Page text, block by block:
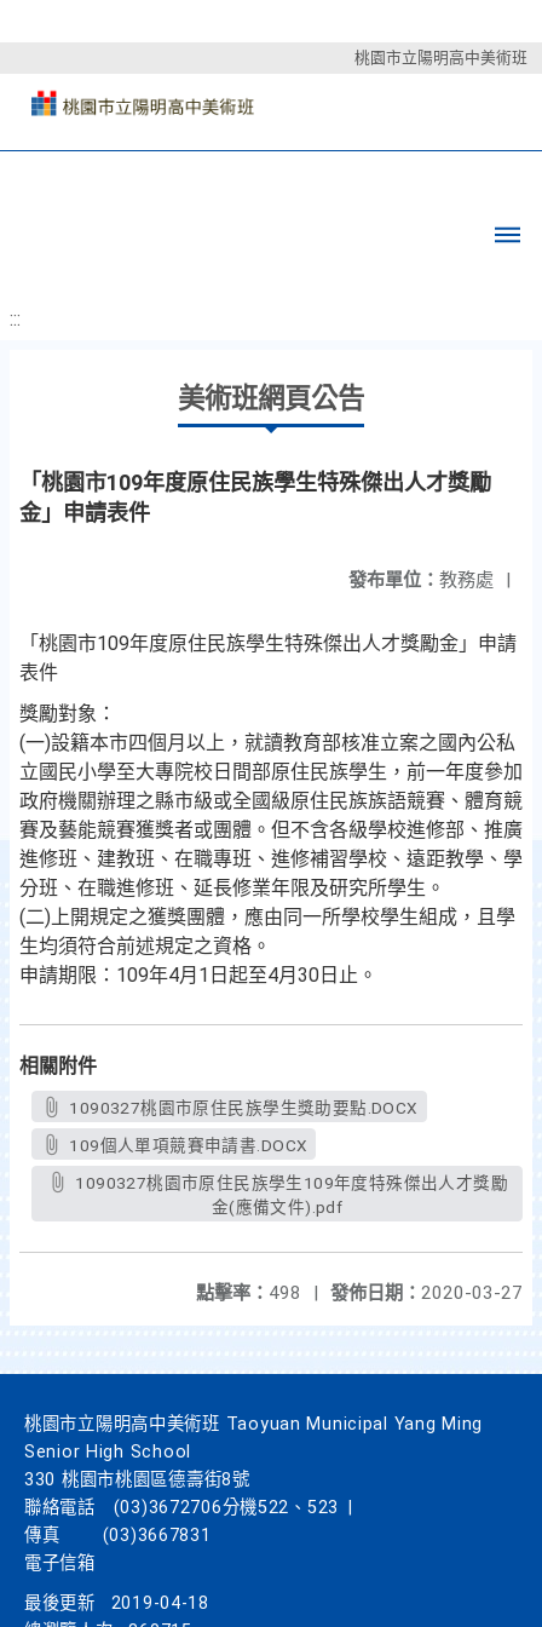
桃園市立陽明高中美術班
:::
美術班網頁公告
「桃園市109年度原住民族學生特殊傑出人才獎勵
金」申請表件
發布單位： 教務處 |
「桃園市109年度原住民族學生特殊傑出人才獎勵金」申請
表件
獎勵對象：
(一)設籍本市四個月以上，就讀教育部核准立案之國內公私
立國民小學至大專院校日間部原住民族學生，前一年度參加
政府機關辦理之縣市級或全國級原住民族族語競賽、體育競
賽及藝能競賽獲獎者或團體。但不含各級學校進修部、推廣
進修班、建教班、在職專班、進修補習學校、遠距教學、學
分班、在職進修班、延長修業年限及研究所學生。
(二)上開規定之獲獎團體，應由同一所學校學生組成，且學
生均須符合前述規定之資格。
申請期限：109年4月1日起至4月30日止。
相關附件
1090327桃園市原住民族學生獎助要點.DOCX
109個人單項競賽申請書.DOCX
金(應備文件).pdf
發佈日期： 2020-03-27
點擊率： 498 |
桃園市立陽明高中美術班 Taoyuan Municipal Yang Ming
Senior High School
330 桃園市桃園區德壽街8號
聯絡電話
(03)3672706分機522、523
傳真
(03)3667831
電子信箱
最後更新
2019-04-18